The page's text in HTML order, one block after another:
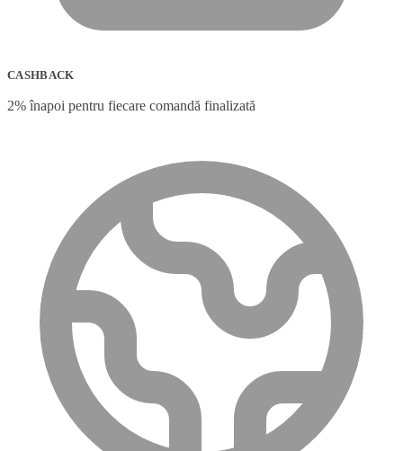
CASHBACK
2% înapoi pentru fiecare comandă finalizată